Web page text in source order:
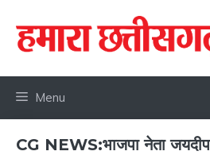
content
Menu
CG NEWS:भाजपा नेता जयदीप